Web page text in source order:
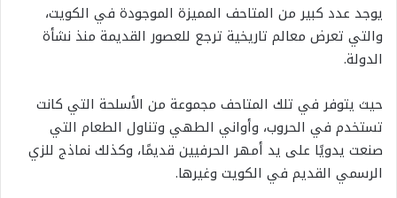
يوجد عدد كبير من المتاحف المميزة الموجودة في الكويت،
والتي تعرض معالم تاريخية ترجع للعصور القديمة منذ نشأة
الدولة.
حيث يتوفر في تلك المتاحف مجموعة من الأسلحة التي كانت
تستخدم في الحروب، وأواني الطهي وتناول الطعام التي
صنعت يدويًا على يد أمهر الحرفيين قديمًا، وكذلك نماذج للزي
الرسمي القديم في الكويت وغيرها.